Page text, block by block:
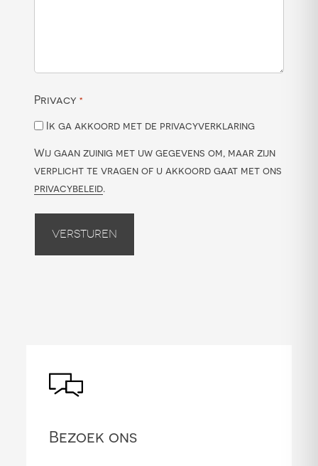
Privacy *
Ik ga akkoord met de privacyverklaring
Wij gaan zuinig met uw gegevens om, maar zijn
verplicht te vragen of u akkoord gaat met ons
privacybeleid.
Versturen
Bezoek ons